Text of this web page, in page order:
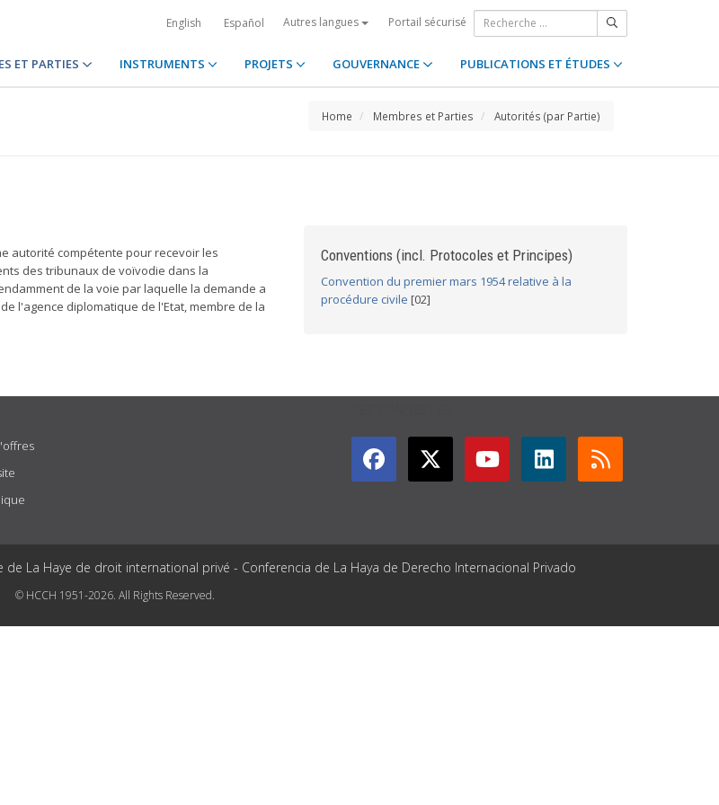
English Español Autres langues Portail sécurisé
ET PARTIES INSTRUMENTS PROJETS GOUVERNANCE PUBLICATIONS ET ÉTUDES
Home Membres et Parties Autorités (par Partie)
autorité compétente pour recevoir les
des tribunaux de voïvodie dans la
de la voie par laquelle la demande a
l'agence diplomatique de l'Etat, membre de la
Conventions (incl. Protocoles et Principes)
Convention du premier mars 1954 relative à la
procédure civile [02]
La Haye de droit international privé - Conferencia de La Haya de Derecho Internacional Privado
© HCCH 1951-2026. All Rights Reserved.